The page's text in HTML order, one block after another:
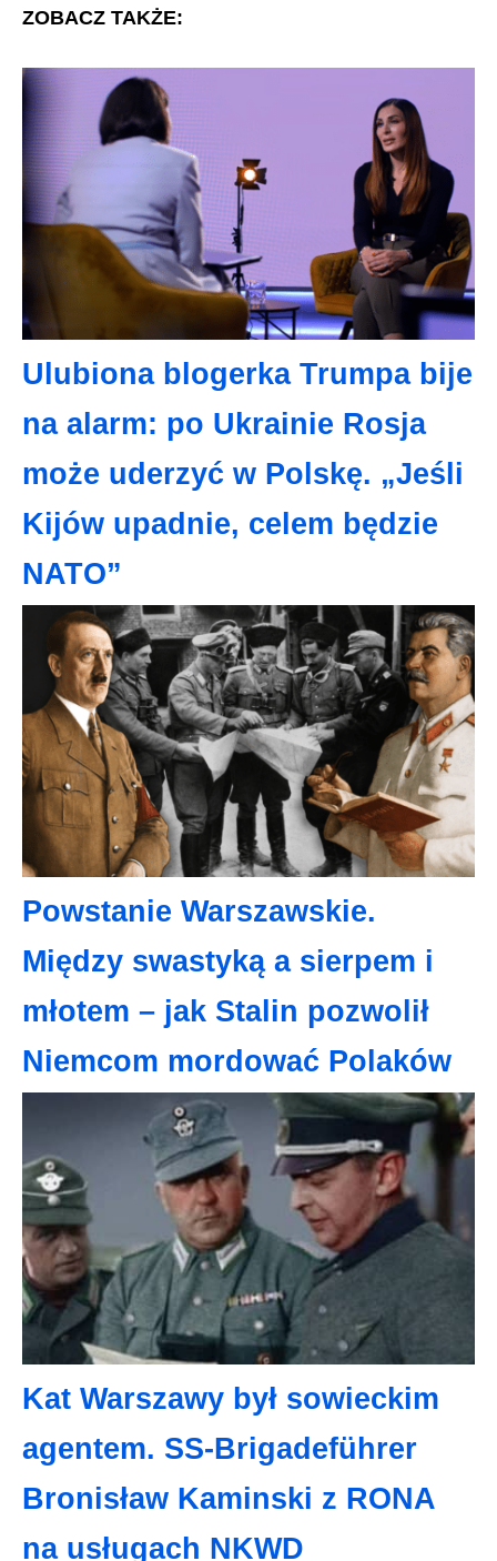
ZOBACZ TAKŻE:
Ulubiona blogerka Trumpa bije
na alarm: po Ukrainie Rosja
może uderzyć w Polskę. „Jeśli
Kijów upadnie, celem będzie
NATO”
Powstanie Warszawskie.
Między swastyką a sierpem i
młotem – jak Stalin pozwolił
Niemcom mordować Polaków
Kat Warszawy był sowieckim
agentem. SS-Brigadeführer
Bronisław Kaminski z RONA
na usługach NKWD